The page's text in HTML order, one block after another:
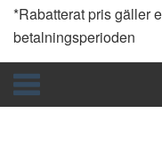
*Rabatterat pris gäller
betalningsperioden